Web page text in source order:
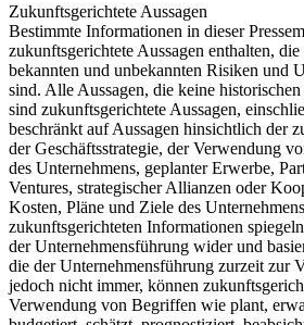
Zukunftsgerichtete Aussagen
Bestimmte Informationen in dieser
zukunftsgerichtete Aussagen enthalten,
bekannten und unbekannten Risiken und
sind. Alle Aussagen, die keine historischen
sind zukunftsgerichtete Aussagen,
beschränkt auf Aussagen hinsichtlich der
der Geschäftsstrategie, der Verwendung
des Unternehmens, geplanter Erwerbe,
Ventures, strategischer Allianzen oder
Kosten, Pläne und Ziele des
zukunftsgerichteten Informationen
der Unternehmensführung wider und
die der Unternehmensführung zurzeit zur
jedoch nicht immer, können
Verwendung von Begriffen wie plant,